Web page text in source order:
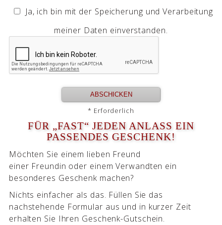
Ja, ich bin mit der Speicherung und Verarbeitung
meiner Daten einverstanden.
* Erforderlich
FÜR „FAST“ JEDEN ANLASS EIN P
ASSENDES GESCHENK!
Möchten Sie einem lieben Freund
einer Freundin oder einem Verwandten ein
besonderes Geschenk machen?
Nichts einfacher als das. Füllen Sie das
nachstehende Formular aus und in kurzer Zeit
erhalten Sie Ihren Geschenk-Gutschein.